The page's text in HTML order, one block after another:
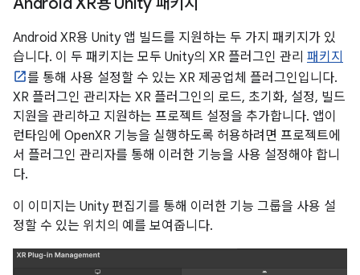
Android XR용 Unity 앱 빌드를 지원하는 두 가지 패키지가 있
습니다. 이 두 패키지는 모두 Unity의 XR 플러그인 관리 패키지
를 통해 사용 설정할 수 있는 XR 제공업체 플러그인입니다.
XR 플러그인 관리자는 XR 플러그인의 로드, 초기화, 설정, 빌드
지원을 관리하고 지원하는 프로젝트 설정을 추가합니다. 앱이
런타임에 OpenXR 기능을 실행하도록 허용하려면 프로젝트에
서 플러그인 관리자를 통해 이러한 기능을 사용 설정해야 합니
다.
이 이미지는 Unity 편집기를 통해 이러한 기능 그룹을 사용 설
정할 수 있는 위치의 예를 보여줍니다.